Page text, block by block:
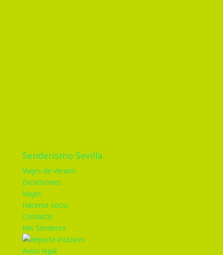
Senderismo Sevilla
Viajes de Verano
Excursiones
Viajes
Hacerse socio
Contacto
Mis Senderos
Aviso legal